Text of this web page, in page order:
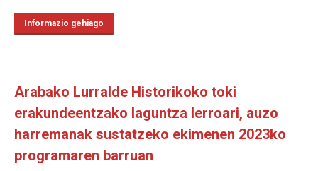
Informazio gehiago
Arabako Lurralde Historikoko toki
erakundeentzako laguntza lerroari, auzo
harremanak sustatzeko ekimenen 2023ko
programaren barruan